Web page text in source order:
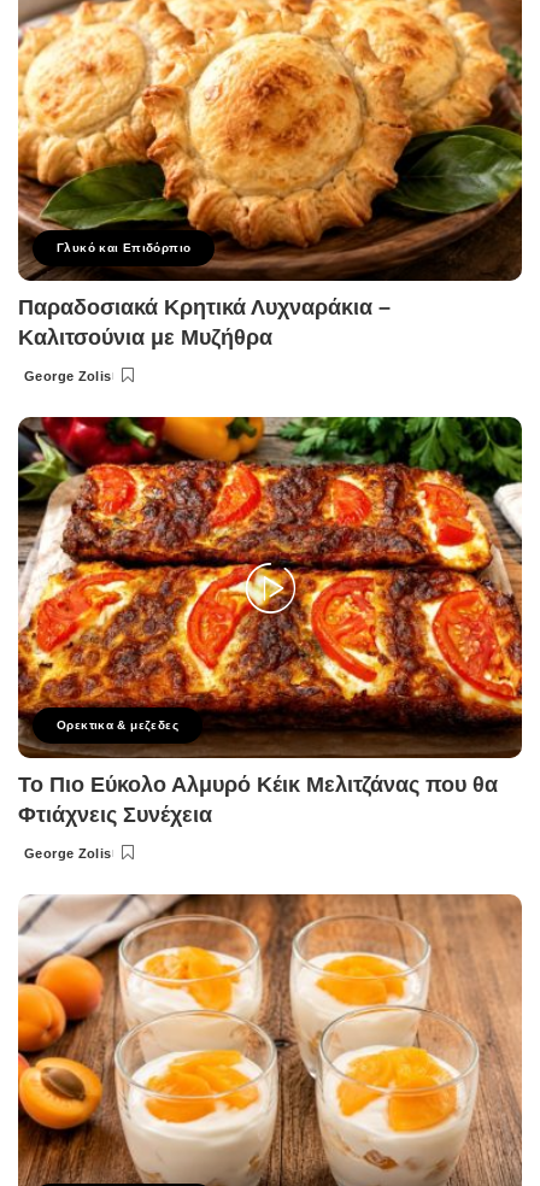
Γλυκό και Επιδόρπιο
Παραδοσιακά Κρητικά Λυχναράκια –
Καλιτσούνια με Μυζήθρα
Posted
George Zolis
Ορεκτικα & μεζεδες
Το Πιο Εύκολο Αλμυρό Κέικ Μελιτζάνας που θα
Φτιάχνεις Συνέχεια
Posted
George Zolis